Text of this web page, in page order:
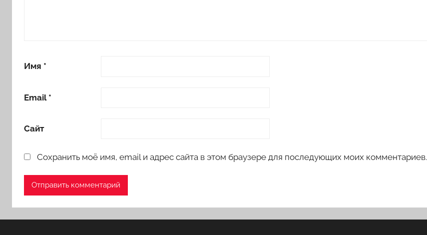
Имя *
Email *
Сайт
Сохранить моё имя, email и адрес сайта в этом браузере для последующих моих комментариев.